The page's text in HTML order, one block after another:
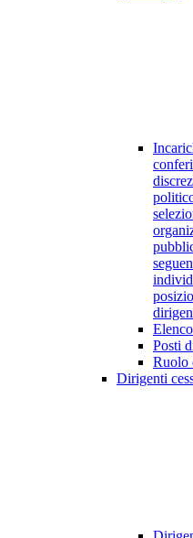
Posti
Ruolo
Dirigenti